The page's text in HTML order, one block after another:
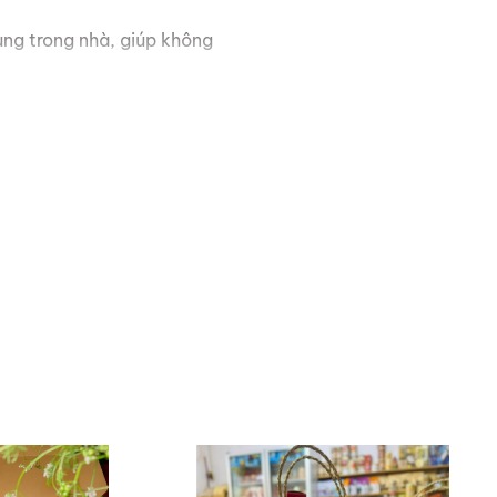
trong nhà, giúp không
các ngóc ngách, mang
bay hơi, đảm bảo chất
hưởng hương vị tinh túy